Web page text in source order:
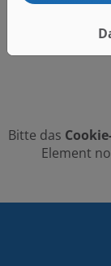
Bitte das
Element